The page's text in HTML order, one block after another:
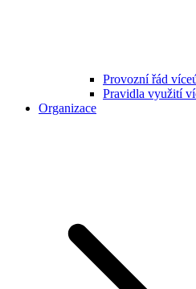
Provozní řád
Pravidla využití
Organizace